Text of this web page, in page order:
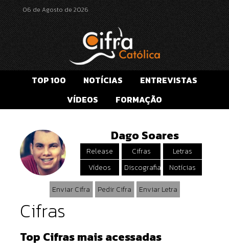
06 de Agosto de 2026
TOP 100 NOTÍCIAS
ENTREVISTAS
VÍDEOS
FORMAÇÃO
Dago Soares
Release Cifras
Letras
Vídeos
Discografia Notícias
Enviar Cifra Pedir Cifra Enviar Letra
Cifras
Top Cifras mais acessadas